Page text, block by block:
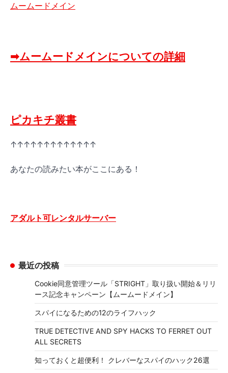
ムームードメイン
➡ムームードメインについての詳細
ピカキチ叢書
↑↑↑↑↑↑↑↑↑↑↑↑↑
あなたの読みたい本がここにある！
アダルト可レンタルサーバー
最近の投稿
Cookie同意管理ツール「STRIGHT」取り扱い開始＆リリ
ース記念キャンペーン【ムームードメイン】
スパイになるための12のライフハック
TRUE DETECTIVE AND SPY HACKS TO FERRET OUT
ALL SECRETS
知っておくと超便利！ クレバーなスパイのハック26選